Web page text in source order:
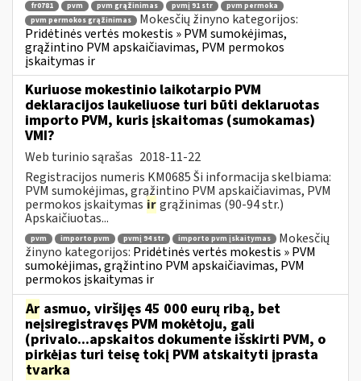
fr0781 pvm pvm grąžinimas pvmį 91 str
pvm permoka
pvm permokos grąžinimas
Mokesčių žinyno kategorijos:
Pridėtinės vertės mokestis » PVM sumokėjimas,
grąžintino PVM apskaičiavimas, PVM permokos
įskaitymas ir
Kuriuose mokestinio laikotarpio PVM
deklaracijos laukeliuose turi būti deklaruotas
importo PVM, kuris įskaitomas (sumokamas)
VMI?
Web turinio sąrašas 2018-11-22
Registracijos numeris KM0685 Ši informacija skelbiama:
PVM sumokėjimas, grąžintino PVM apskaičiavimas, PVM
permokos įskaitymas irgrąžinimas (90-94 str.)
Apskaičiuotas...
pvm importo pvm pvmį 94 str importo pvm įskaitymas
Mokesčių
žinyno kategorijos: Pridėtinės vertės mokestis » PVM
sumokėjimas, grąžintino PVM apskaičiavimas, PVM
permokos įskaitymas ir
Ar asmuo, viršijęs 45 000 eurų ribą, bet
neįsiregistravęs PVM mokėtoju, gali
(privalo...apskaitos dokumente išskirti PVM, o
pirkėjas turi teisę tokį PVM atskaityti įprasta
tvarka